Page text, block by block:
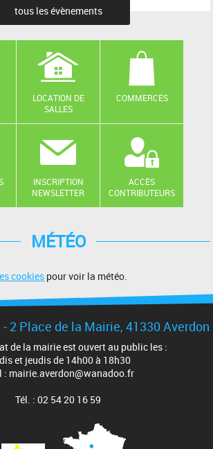
tous les évènements
LOCATION DE
SALLES
COMMERCES
INSCRIPTION
NEWSLETTER
ACCÈS
CONTRIBUTEURS
MÉTÉO
cookies pour voir la météo.
2 Place de la Mairie, 41330 Averdon
de la mairie est ouvert au public les :
et jeudis de 14h00 à 18h30
: mairie.averdon@wanadoo.fr
Tél. : 02 54 20 16 59